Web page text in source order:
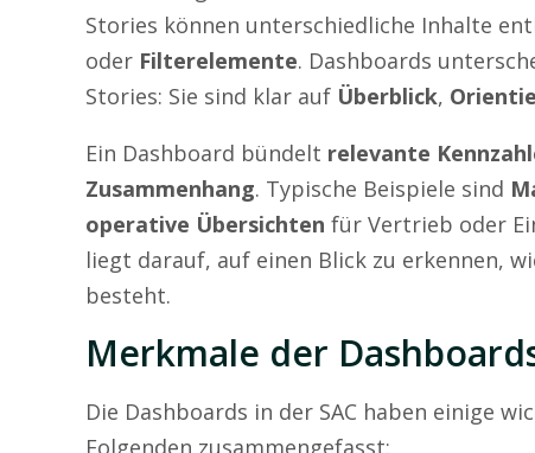
Stories können unterschiedliche Inhalte
oder Filterelemente. Dashboards
Stories: Sie sind klar auf Überblick,
Ein Dashboard bündelt relevante
Zusammenhang. Typische Beispiele sind
operative Übersichten für Vertrieb oder
liegt darauf, auf einen Blick zu erkennen,
besteht.
Merkmale der
Die Dashboards in der SAC haben einige
Folgenden zusammengefasst: